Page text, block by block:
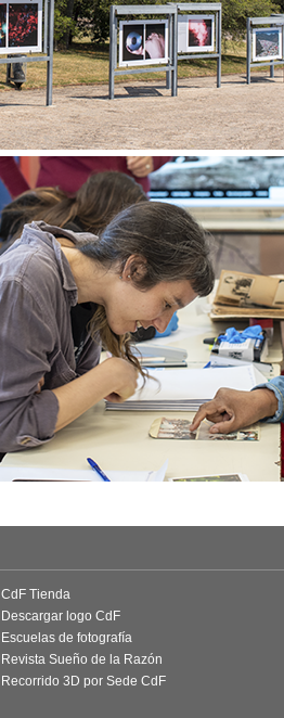
CdF Tienda
Descargar logo CdF
Escuelas de fotografía
Revista Sueño de la Razón
Recorrido 3D por Sede CdF